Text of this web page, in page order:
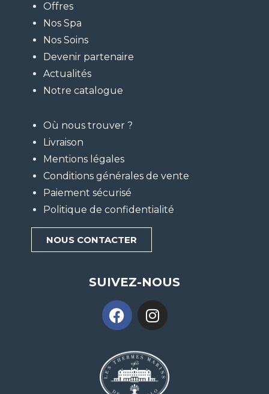
Offres
Nos Spa
Nos Soins
Devenir partenaire
Actualités
Notre catalogue
Où nous trouver ?
Livraison
Mentions légales
Conditions générales de vente
Paiement sécurisé
Politique de confidentialité
NOUS CONTACTER
SUIVEZ-NOUS